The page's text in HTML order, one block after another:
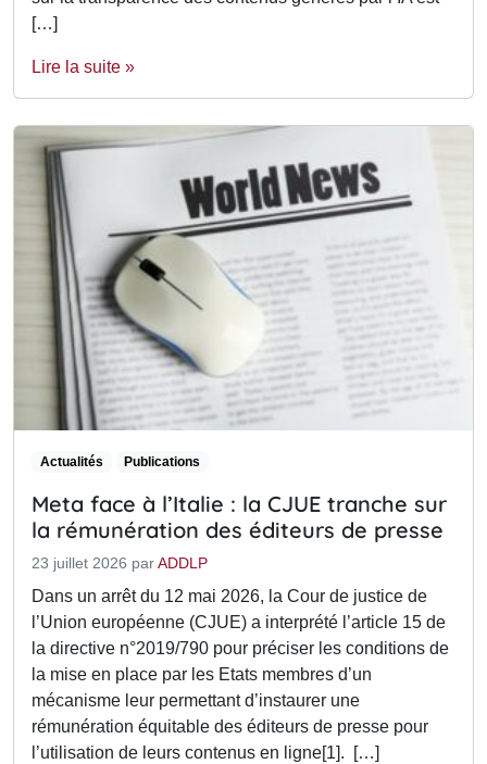
[…]
Lire la suite »
Actualités Publications
Meta face à l’Italie : la CJUE tranche sur
la rémunération des éditeurs de presse
23 juillet 2026 parADDLP
Dans un arrêt du 12 mai 2026, la Cour de justice de
l’Union européenne (CJUE) a interprété l’article 15 de
la directive n°2019/790 pour préciser les conditions de
la mise en place par les Etats membres d’un
mécanisme leur permettant d’instaurer une
rémunération équitable des éditeurs de presse pour
l’utilisation de leurs contenus en ligne[1]. […]